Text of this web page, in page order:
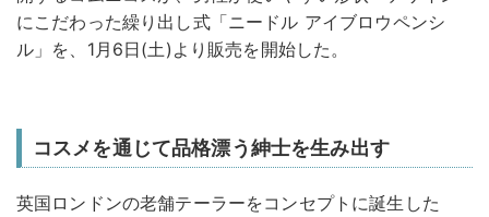
にこだわった繰り出し式「ニードル アイブロウペンシ
ル」を、1月6日(土)より販売を開始した。
コスメを通じて品格漂う紳士を生み出す
英国ロンドンの老舗テーラーをコンセプトに誕生した